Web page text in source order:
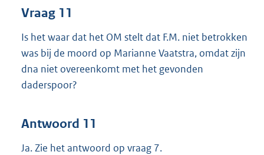
Vraag 11
Is het waar dat het OM stelt dat F.M. niet betrokken
was bij de moord op Marianne Vaatstra, omdat zijn
dna niet overeenkomt met het gevonden
daderspoor?
Antwoord 11
Ja. Zie het antwoord op vraag 7.